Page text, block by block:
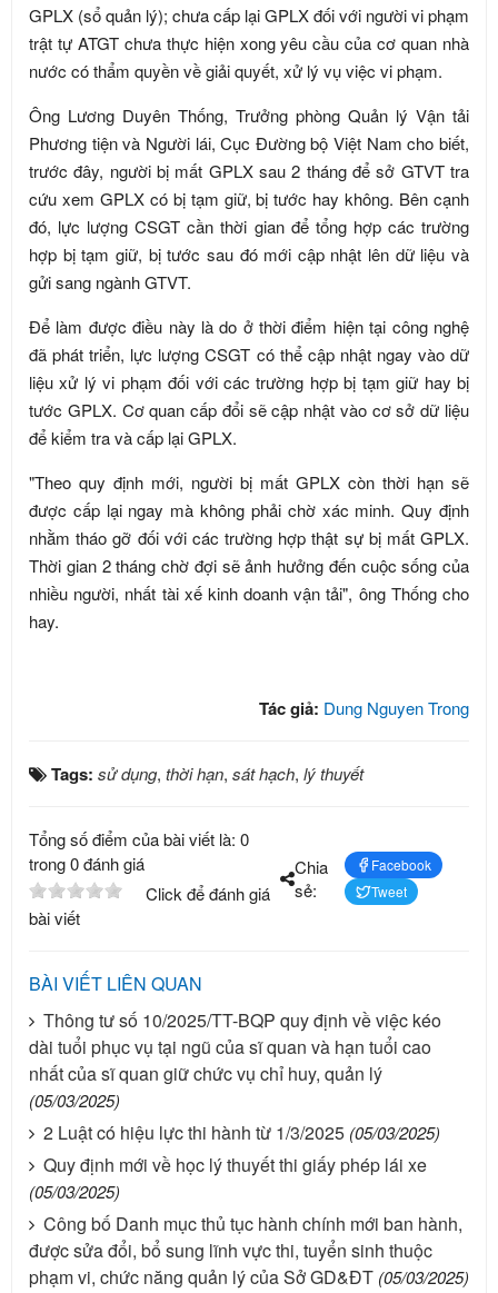
GPLX (sổ quản lý); chưa cấp lại GPLX đối với người vi phạm
trật tự ATGT chưa thực hiện xong yêu cầu của cơ quan nhà
nước có thẩm quyền về giải quyết, xử lý vụ việc vi phạm.
Ông Lương Duyên Thống, Trưởng phòng Quản lý Vận tải
Phương tiện và Người lái, Cục Đường bộ Việt Nam cho biết,
trước đây, người bị mất GPLX sau 2 tháng để sở GTVT tra
cứu xem GPLX có bị tạm giữ, bị tước hay không. Bên cạnh
đó, lực lượng CSGT cần thời gian để tổng hợp các trường
hợp bị tạm giữ, bị tước sau đó mới cập nhật lên dữ liệu và
gửi sang ngành GTVT.
Để làm được điều này là do ở thời điểm hiện tại công nghệ
đã phát triển, lực lượng CSGT có thể cập nhật ngay vào dữ
liệu xử lý vi phạm đối với các trường hợp bị tạm giữ hay bị
tước GPLX. Cơ quan cấp đổi sẽ cập nhật vào cơ sở dữ liệu
để kiểm tra và cấp lại GPLX.
"Theo quy định mới, người bị mất GPLX còn thời hạn sẽ
được cấp lại ngay mà không phải chờ xác minh. Quy định
nhằm tháo gỡ đối với các trường hợp thật sự bị mất GPLX.
Thời gian 2 tháng chờ đợi sẽ ảnh hưởng đến cuộc sống của
nhiều người, nhất tài xế kinh doanh vận tải", ông Thống cho
hay.
Tác giả: Dung Nguyen Trong
Tags: sử dụng, thời hạn, sát hạch, lý thuyết
Tổng số điểm của bài viết là: 0
trong 0 đánh giá
Click để đánh giá
bài viết
Chia
sẻ:
Facebook
Tweet
BÀI VIẾT LIÊN QUAN
Thông tư số 10/2025/TT-BQP quy định về việc kéo
dài tuổi phục vụ tại ngũ của sĩ quan và hạn tuổi cao
nhất của sĩ quan giữ chức vụ chỉ huy, quản lý
(05/03/2025)
2 Luật có hiệu lực thi hành từ 1/3/2025 (05/03/2025)
Quy định mới về học lý thuyết thi giấy phép lái xe
(05/03/2025)
Công bố Danh mục thủ tục hành chính mới ban hành,
được sửa đổi, bổ sung lĩnh vực thi, tuyển sinh thuộc
phạm vi, chức năng quản lý của Sở GD&ĐT (05/03/2025)